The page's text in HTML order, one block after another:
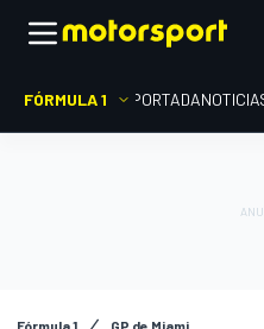
FÓRMULA 1 PORTADA
Fórmula 1 GP de Miami